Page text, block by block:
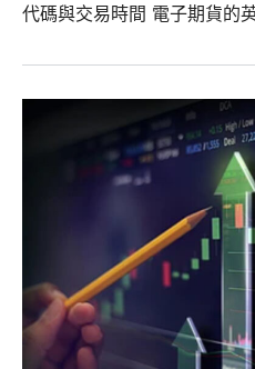
代碼與交易時間 電子期貨的